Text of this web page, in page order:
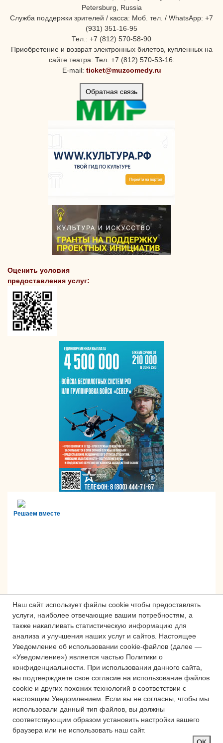
Наш сайт использует файлы cookie чтобы предоставлять
услуги, наиболее отвечающие вашим потребностям, а
также накапливать статистическую информацию для
анализа и улучшения наших услуг и сайтов. Настоящее
Уведомление об использовании cookie-файлов (далее —
«Уведомление») является частью Политики о
конфиденциальности.
При использовании данного сайта,
вы подтверждаете свое согласие на использование файлов
cookie и других похожих технологий в соответствии с
настоящим Уведомлением.
Если вы не согласны, чтобы мы
использовали данный тип файлов, вы должны
соответствующим образом установить настройки вашего
браузера или не использовать наш сайт.
Petersburg, Russia
Служба поддержки зрителей / касса: Моб. тел. / WhatsApp: +7
(931) 351-16-95
Тел.: +7 (812) 570-58-90
Приобретение и возврат электронных билетов, купленных на
сайте театра: Тел. +7 (812) 570-53-16:
E-mail: ticket@muzcomedy.ru
Обратная связь
Оценить условия
предоставления услуг:
Решаем вместе
Сложности с получением «Пушкинской
карты» или приобретением билетов?
Знаете, как улучшить работу
учреждений культуры?
Написать